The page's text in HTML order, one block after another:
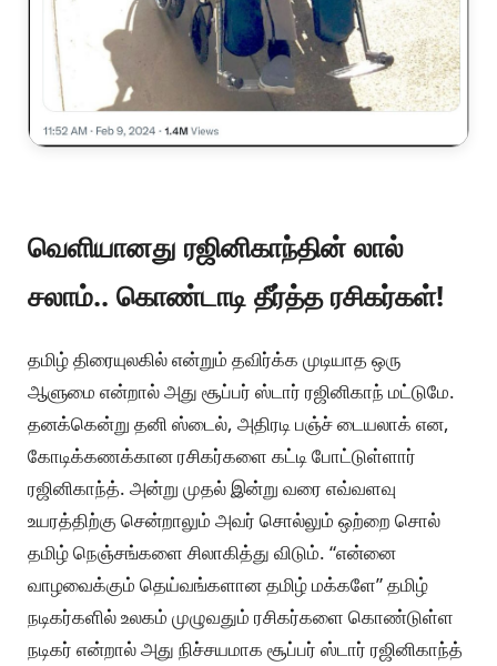
வெளியானது ரஜினிகாந்தின் லால்
சலாம்.. கொண்டாடி தீர்த்த ரசிகர்கள்!
தமிழ் திரையுலகில் என்றும் தவிர்க்க முடியாத ஒரு
ஆளுமை என்றால் அது சூப்பர் ஸ்டார் ரஜினிகாந் மட்டுமே.
தனக்கென்று தனி ஸ்டைல், அதிரடி பஞ்ச் டையலாக் என,
கோடிக்கணக்கான ரசிகர்களை கட்டி போட்டுள்ளார்
ரஜினிகாந்த். அன்று முதல் இன்று வரை எவ்வளவு
உயரத்திற்கு சென்றாலும் அவர் சொல்லும் ஒற்றை சொல்
தமிழ் நெஞ்சங்களை சிலாகித்து விடும். “என்னை
வாழவைக்கும் தெய்வங்களான தமிழ் மக்களே” தமிழ்
நடிகர்களில் உலகம் முழுவதும் ரசிகர்களை கொண்டுள்ள
நடிகர் என்றால் அது நிச்சயமாக சூப்பர் ஸ்டார் ரஜினிகாந்த்